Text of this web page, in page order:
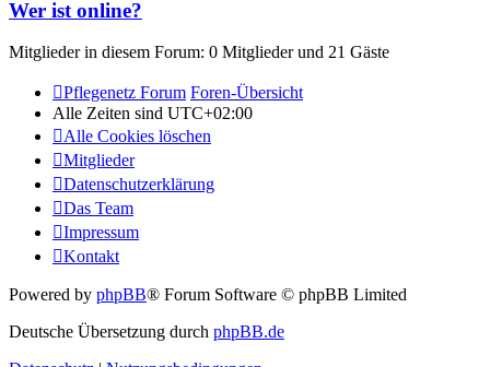
Wer ist online?
Mitglieder in diesem Forum: 0 Mitglieder und 21 Gäste
Pflegenetz Forum Foren-Übersicht
Alle Zeiten sind UTC+02:00
Alle Cookies löschen
Mitglieder
Datenschutzerklärung
Das Team
Impressum
Kontakt
Powered by phpBB® Forum Software © phpBB Limited
Deutsche Übersetzung durch phpBB.de